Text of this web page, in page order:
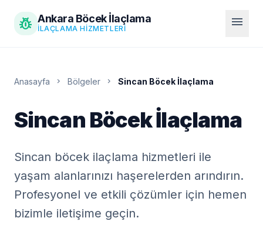
pest_control Ankara Böcek İlaçlama
İLAÇLAMA HIZMETLERI menu
Anasayfa chevron_right Bölgeler chevron_right Sincan Böcek İlaçlama
Sincan Böcek İlaçlama
Sincan böcek ilaçlama hizmetleri ile
yaşam alanlarınızı haşerelerden arındırın.
Profesyonel ve etkili çözümler için hemen
bizimle iletişime geçin.